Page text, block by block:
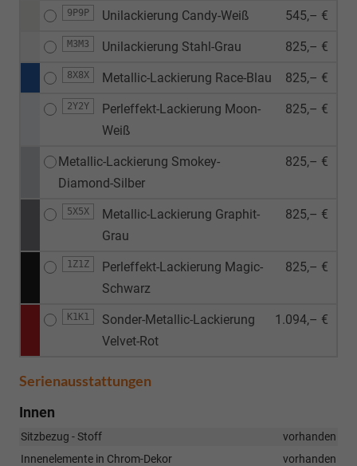
9P9P Unilackierung Candy-Weiß 545,– €
M3M3 Unilackierung Stahl-Grau 825,– €
8X8X Metallic-Lackierung Race-Blau 825,– €
2Y2Y
Perleffekt-Lackierung Moon-
Weiß
825,– €
Metallic-Lackierung Smokey-
Diamond-Silber
825,– €
5X5X
Metallic-Lackierung Graphit-
Grau
825,– €
1Z1Z
Perleffekt-Lackierung Magic-
Schwarz
825,– €
K1K1
Sonder-Metallic-Lackierung
Velvet-Rot
1.094,– €
Serienausstattungen
Innen
Sitzbezug - Stoff
vorhanden
Innenelemente in Chrom-Dekor
vorhanden